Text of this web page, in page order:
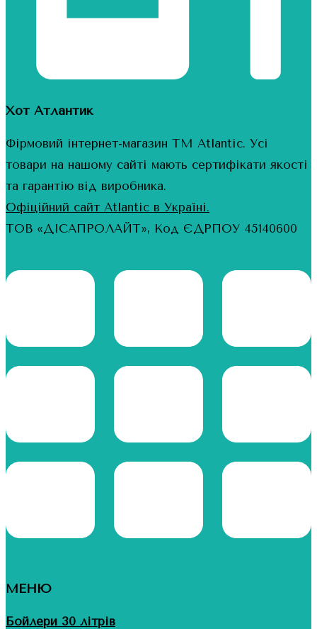
Хот Атлантик
Фірмовий інтернет-магазин ТМ Atlantic. Усі
товари на нашому сайті мають сертифікати якості
та гарантію від виробника.
Офіційний сайт Atlantic в Україні.
ТОВ «ДІСАПРОЛАЙТ», Код ЄДРПОУ 45140600
МЕНЮ
Бойлери 30 літрів